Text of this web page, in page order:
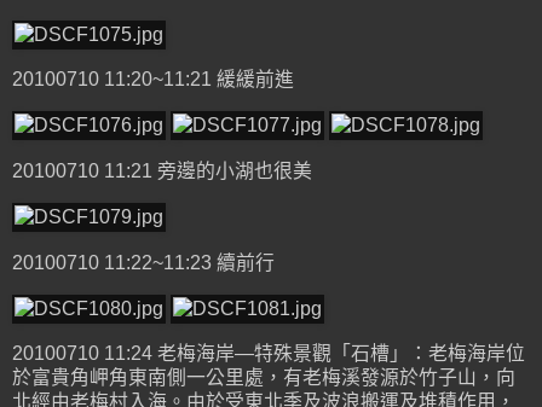
20100710 11:20~11:21 緩緩前進
20100710 11:21 旁邊的小湖也很美
20100710 11:22~11:23 續前行
20100710 11:24 老梅海岸—特殊景觀「石槽」：老梅海岸位
於富貴角岬角東南側一公里處，有老梅溪發源於竹子山，向
北經由老梅村入海。由於受東北季及波浪搬運及堆積作用，